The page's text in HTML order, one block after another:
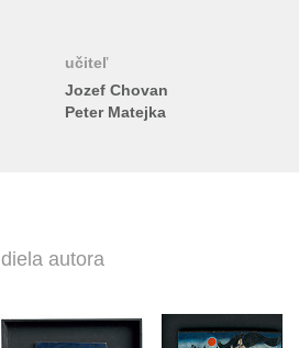
učiteľ
Jozef Chovan
Peter Matejka
diela autora